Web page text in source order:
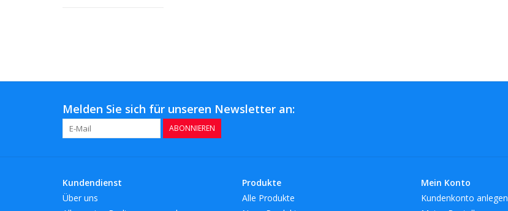
Melden Sie sich für unseren Newsletter an:
ABONNIEREN
Kundendienst
Über uns
Produkte
Alle Produkte
Mein Konto
Kundenkonto anlegen